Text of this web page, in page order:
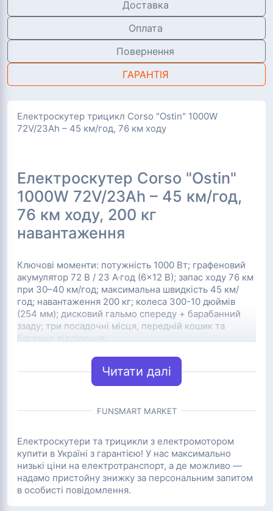
Доставка
Оплата
Повернення
ГАРАНТІЯ
Електроскутер трицикл Corso "Ostin" 1000W
72V/23Ah – 45 км/год, 76 км ходу
Електроскутер Corso "Ostin"
1000W 72V/23Ah – 45 км/год,
76 км ходу, 200 кг
навантаження
Ключові моменти: потужність 1000 Вт; графеновий
акумулятор 72 В / 23 А·год (6×12 В); запас ходу 76 км
при 30–40 км/год; максимальна швидкість 45 км/
год; навантаження 200 кг; колеса 300-10 дюймів
(254 мм); дисковий гальмо спереду + барабанний
ззаду; три посадочні місця, передній кошик та
багажне відділення.
Електроскутер Corso "Ostin" — триколісний
транспорт для стабільної та комфортної їзди містом.
Виносний двигун з редуктором, графенові батареї та
ідеальним для сімейних поїздок, доставки вантажів
використання без водійських прав категорії A.
Конструкція та місткість
Читати далі
FUNSMART MARKET
Електроскутери та трицикли з електромотором
купити в Україні з гарантією! У нас максимально
низькі ціни на електротранспорт, а де можливо —
надамо пристойну знижку за персональним запитом
в особисті повідомлення.